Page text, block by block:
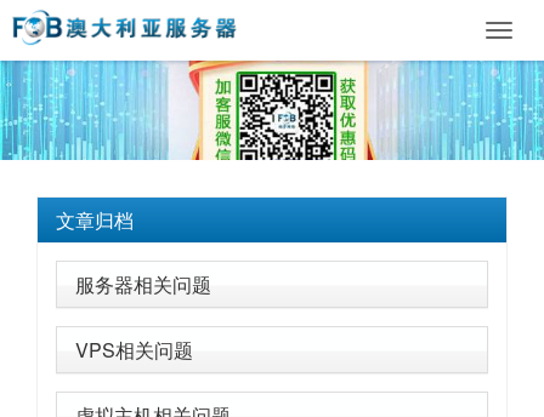
文章归档
服务器相关问题
VPS相关问题